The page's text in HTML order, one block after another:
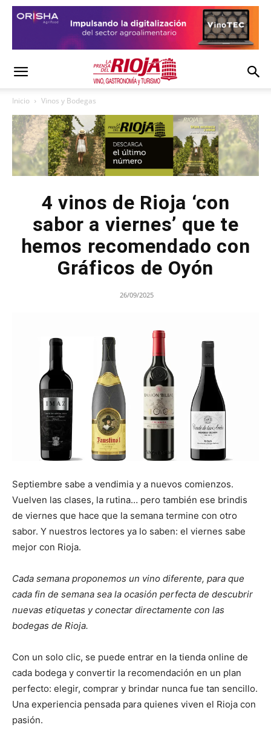
Inicio Vinos y Bodegas
4 vinos de Rioja ‘con
sabor a viernes’ que te
hemos recomendado con
Gráficos de Oyón
26/09/2025
Septiembre sabe a vendimia y a nuevos comienzos.
Vuelven las clases, la rutina… pero también ese brindis
de viernes que hace que la semana termine con otro
sabor. Y nuestros lectores ya lo saben: el viernes sabe
mejor con Rioja.
Cada semana proponemos un vino diferente, para que
cada fin de semana sea la ocasión perfecta de descubrir
nuevas etiquetas y conectar directamente con las
bodegas de Rioja.
Con un solo clic, se puede entrar en la tienda online de
cada bodega y convertir la recomendación en un plan
perfecto: elegir, comprar y brindar nunca fue tan sencillo.
Una experiencia pensada para quienes viven el Rioja con
pasión.